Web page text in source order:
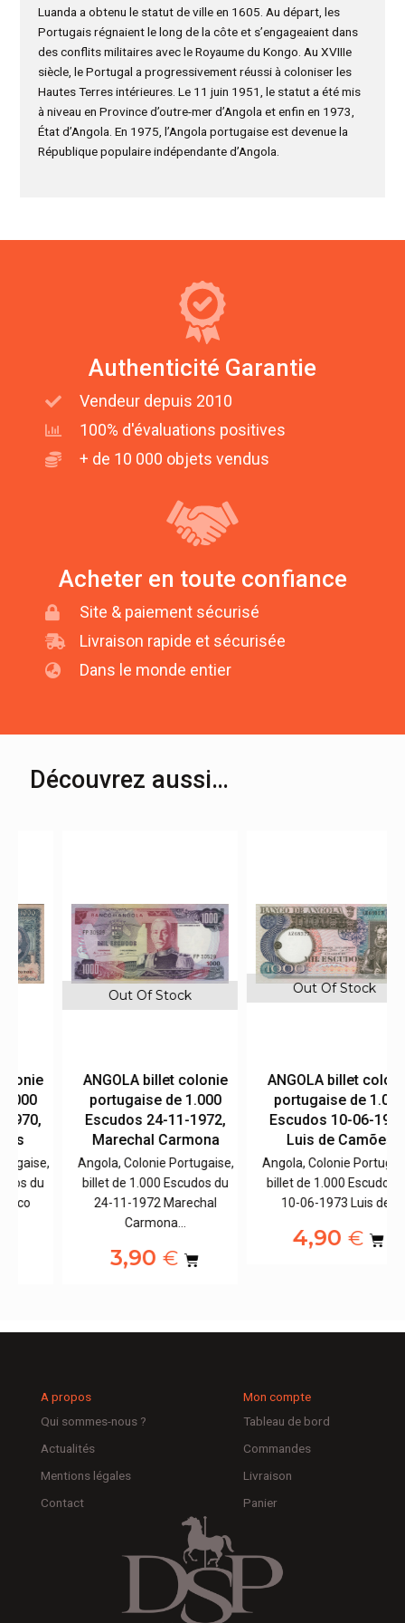
Luanda a obtenu le statut de ville en 1605. Au départ, les
Portugais régnaient le long de la côte et s’engageaient dans
des conflits militaires avec le Royaume du Kongo. Au XVIIIe
siècle, le Portugal a progressivement réussi à coloniser les
Hautes Terres intérieures. Le 11 juin 1951, le statut a été mis
à niveau en Province d’outre-mer d’Angola et enfin en 1973,
État d’Angola. En 1975, l’Angola portugaise est devenue la
République populaire indépendante d’Angola.
Authenticité Garantie
Vendeur depuis 2010
100% d'évaluations positives
+ de 10 000 objets vendus
Acheter en toute confiance
Site & paiement sécurisé
Livraison rapide et sécurisée
Dans le monde entier
Découvrez aussi…
Out Of Stock
ANGOLA billet colonie
portugaise de 1.000
Escudos 24-11-1972,
Marechal Carmona
Angola, Colonie Portugaise,
billet de 1.000 Escudos du
24-11-1972 Marechal
Carmona…
3,90€
Out Of Stock
ANGOLA billet colonie
portugaise de 1.000
Escudos 10-06-1973,
Luis de Camões
Angola, Colonie Portugaise,
billet de 1.000 Escudos du
10-06-1973 Luis de…
4,90€
A propos
Qui sommes-nous ?
Actualités
Mentions légales
Contact
Mon compte
Tableau de bord
Commandes
Livraison
Panier